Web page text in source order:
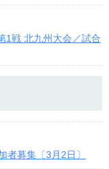
1戦 北九州大会／試合
者募集〔3月2日〕